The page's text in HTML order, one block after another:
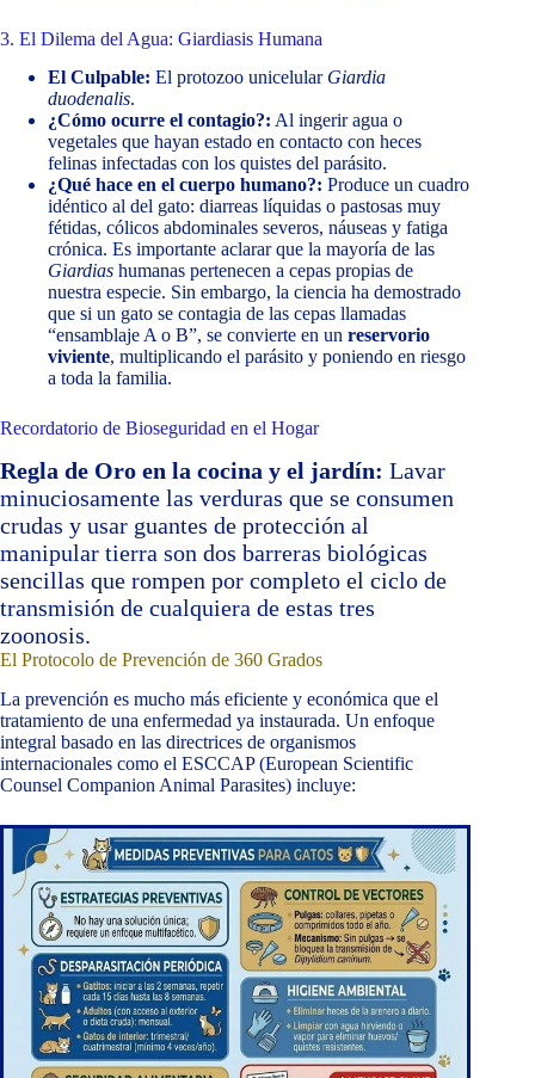
3. El Dilema del Agua: Giardiasis Humana
El Culpable: El protozoo unicelular Giardia
duodenalis.
¿Cómo ocurre el contagio?: Al ingerir agua o
vegetales que hayan estado en contacto con heces
felinas infectadas con los quistes del parásito.
¿Qué hace en el cuerpo humano?: Produce un cuadro
idéntico al del gato: diarreas líquidas o pastosas muy
fétidas, cólicos abdominales severos, náuseas y fatiga
crónica. Es importante aclarar que la mayoría de las
Giardias humanas pertenecen a cepas propias de
nuestra especie. Sin embargo, la ciencia ha demostrado
que si un gato se contagia de las cepas llamadas
“ensamblaje A o B”, se convierte en un reservorio
viviente, multiplicando el parásito y poniendo en riesgo
a toda la familia.
Recordatorio de Bioseguridad en el Hogar
Regla de Oro en la cocina y el jardín: Lavar
minuciosamente las verduras que se consumen
crudas y usar guantes de protección al
manipular tierra son dos barreras biológicas
sencillas que rompen por completo el ciclo de
transmisión de cualquiera de estas tres
zoonosis.
El Protocolo de Prevención de 360 Grados
La prevención es mucho más eficiente y económica que el
tratamiento de una enfermedad ya instaurada. Un enfoque
integral basado en las directrices de organismos
internacionales como el ESCCAP (European Scientific
Counsel Companion Animal Parasites) incluye: